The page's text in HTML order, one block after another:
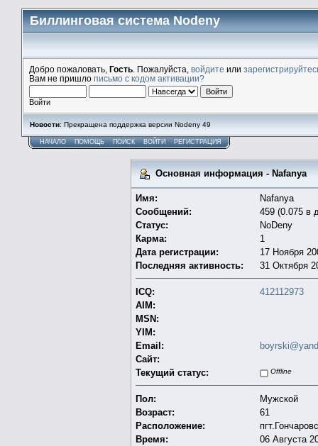
Биллинговая система Nodeny
Добро пожаловать, Гость . Пожалуйста, войдите или
Вам не пришло письмо с кодом активации?
Войти
Новости: Прекращена поддержка версии Nodeny 49
НАЧАЛО ПОМОЩЬ ПОИСК ВОЙТИ РЕГИСТРАЦИЯ
Основная информация - Nafanya
Имя:
Nafanya
Сообщений:
459 (0.075 в
Статус:
NoDeny
Карма:
1
Дата регистрации:
17 Ноября
Последняя активность:
31 Октября
ICQ:
412112973
AIM:
MSN:
YIM:
Email:
Сайт:
Текущий статус:
Offline
Пол:
Мужской
Возраст:
61
Расположение:
Время:
06 Августа